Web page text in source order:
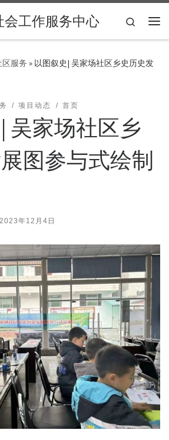
会工作服务中心
Search
服务 » 以图叙史| 吴家场社区乡史历史发
项目动态 首页
吴家场社区乡
图参与式绘制
2023年12月4日